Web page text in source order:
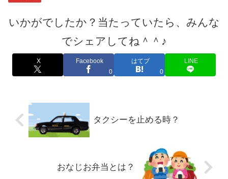
いかがでしたか？当たっていたら、みんな
でシェアしてね＾＾♪
X
Facebook
0
はてブ
0
LINE
タクシーを止める時？
おなじお弁当とは？